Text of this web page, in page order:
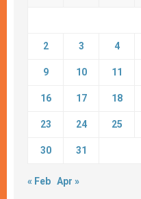
2 3 4
9 10 11
16 17 18
23 24 25
30 31
« Feb Apr »